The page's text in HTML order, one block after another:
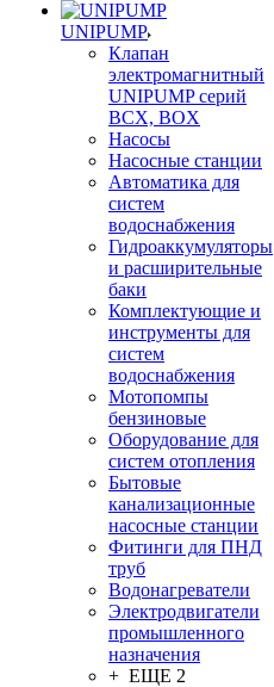
UNIPUMP
Клапан
электромагнитный
UNIPUMP серий
BCX, BOX
Насосы
Насосные станции
Автоматика для
систем
водоснабжения
Гидроаккумуляторы
и расширительные
баки
Комплектующие и
инструменты для
систем
водоснабжения
Мотопомпы
бензиновые
Оборудование для
систем отопления
Бытовые
канализационные
насосные станции
Фитинги для ПНД
труб
Водонагреватели
Электродвигатели
промышленного
назначения
+ ЕЩЕ 2